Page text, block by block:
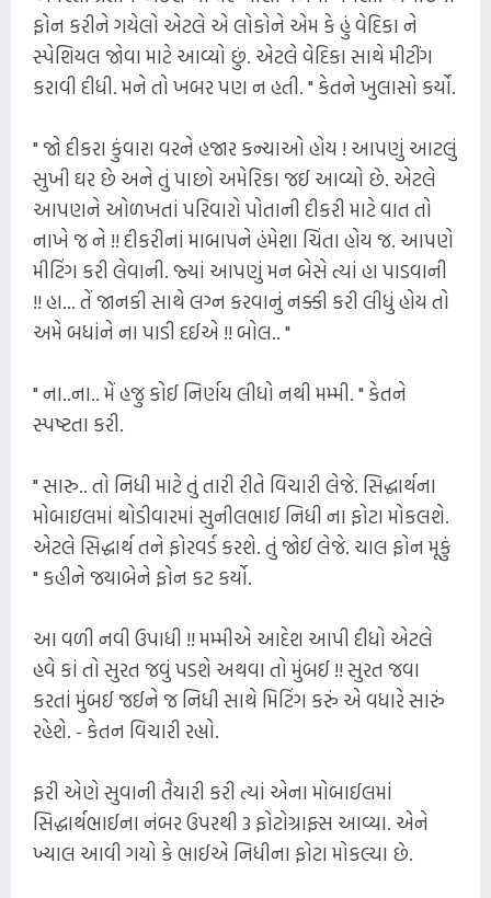
ફોન કરીને ગયેલો એટલે એ લોકોને એમ કે હું વેદિકા ને
સ્પેશિયલ જોવા માટે આવ્યો છું. એટલે વેદિકા સાથે મીટીંગ
કરાવી દીધી. મને તો ખબર પણ ન હતી. " કેતને ખુલાસો કર્યો.
" જો દીકરા કુંવારા વરને હજાર કન્યાઓ હોય ! આપણું આટલું
સુખી ઘર છે અને તું પાછો અમેરિકા જઈ આવ્યો છે. એટલે
આપણને ઓળખતાં પરિવારો પોતાની દીકરી માટે વાત તો
નાખે જ ને !! દીકરીનાં માબાપને હંમેશા ચિંતા હોય જ. આપણે
મીટિંગ કરી લેવાની. જ્યાં આપણું મન બેસે ત્યાં હા પાડવાની
!! હા... તેં જાનકી સાથે લગ્ન કરવાનું નક્કી કરી લીધું હોય તો
અમે બધાંને ના પાડી દઈએ !! બોલ.. "
" ના..ના.. મેં હજુ કોઈ નિર્ણય લીધો નથી મમ્મી. " કેતને
સ્પષ્ટતા કરી.
" સારુ.. તો નિધી માટે તું તારી રીતે વિચારી લેજે. સિદ્ધાર્થના
મોબાઇલમાં થોડીવારમાં સુનીલભાઈ નિધી ના ફોટા મોકલશે.
એટલે સિદ્ધાર્થ તને ફોરવર્ડ કરશે. તું જોઈ લેજે. ચાલ ફોન મૂકું
" કહીને જયાબેને ફોન કટ કર્યો.
આ વળી નવી ઉપાધી !! મમ્મીએ આદેશ આપી દીધો એટલે
હવે કાં તો સુરત જવું પડશે અથવા તો મુંબઈ !! સુરત જવા
કરતાં મુંબઈ જઈને જ નિધી સાથે મિટિંગ કરું એ વધારે સારું
રહેશે. - કેતન વિચારી રહ્યો.
ફરી એણે સુવાની તૈયારી કરી ત્યાં એના મોબાઈલમાં
સિદ્ધાર્થભાઈના નંબર ઉપરથી 3 ફોટોગ્રાફ્સ આવ્યા. એને
ખ્યાલ આવી ગયો કે ભાઈએ નિધીના ફોટા મોકલ્યા છે.